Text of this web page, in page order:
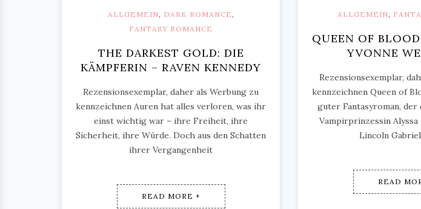
ALLGEMEIN DARK ROMANCE
FANTASY ROMANCE
THE DARKEST GOLD: DIE
KÄMPFERIN – RAVEN KENNEDY
Rezensionsexemplar, daher als Werbung zu
kennzeichnen Auren hat alles verloren, was ihr
einst wichtig war – ihre Freiheit, ihre
Sicherheit, ihre Würde. Doch aus den Schatten
ihrer Vergangenheit
READ MORE +
ALLGEMEIN
QUEEN OF
YVONNE
Rezensionsexemplar,
kennzeichnen Queen of
guter Fantasyroman,
Vampirprinzessin Alyssa
Lincoln
READ